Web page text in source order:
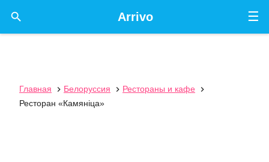
☰
Arrivo

Главная  Белоруссия  Рестораны и кафе

Ресторан «Камянiца»